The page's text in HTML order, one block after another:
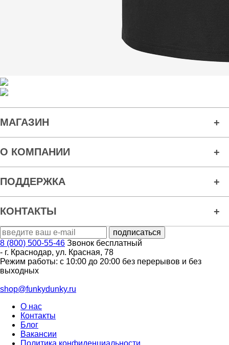
МАГАЗИН
О КОМПАНИИ
ПОДДЕРЖКА
КОНТАКТЫ
8 (800) 500-55-46 Звонок бесплатный
- г. Краснодар, ул. Красная, 78
Режим работы: с 10:00 до 20:00 без перерывов и без
выходных
shop@funkydunky.ru
О нас
Контакты
Блог
Вакансии
Политика конфиденциальности